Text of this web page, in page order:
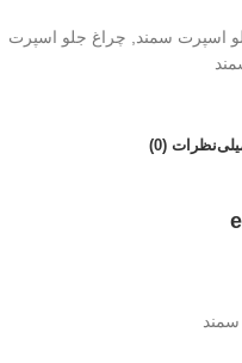
اسپرت سمند, چراغ جلو اسپرت
نظرات (0)